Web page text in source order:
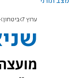
ערוץ 7 ביטחון